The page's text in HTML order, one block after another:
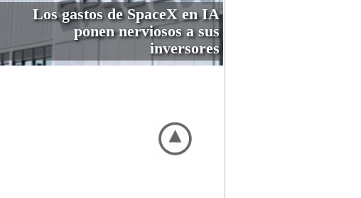
Los gastos de SpaceX en IA
ponen nerviosos a sus
inversores